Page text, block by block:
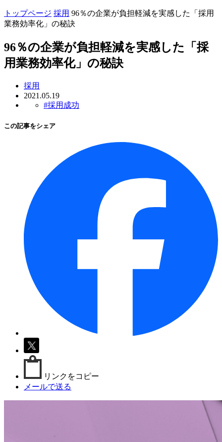
トップページ 採用 96％の企業が負担軽減を実感した「採用
業務効率化」の秘訣
96％の企業が負担軽減を実感した「採
用業務効率化」の秘訣
採用
2021.05.19
#採用成功
この記事をシェア
リンクをコピー
メールで送る